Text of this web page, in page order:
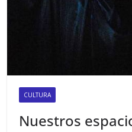
CULTURA
Nuestros